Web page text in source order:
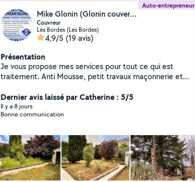
Auto-entrepreneur
Mike Glonin (Glonin couverture)
Couvreur
Les Bordes (Les Bordes)
4,9/5 (19 avis)
Présentation
Je vous propose mes services pour tout ce qui est
traitement. Anti Mousse, petit travaux maçonnerie et
façades, nettoyage des dalles nettoyage de véranda
peinture extérieur, travaux de couverture
Dernier avis laissé par Catherine : 5/5
Il y a 8 jours
Bonne communication